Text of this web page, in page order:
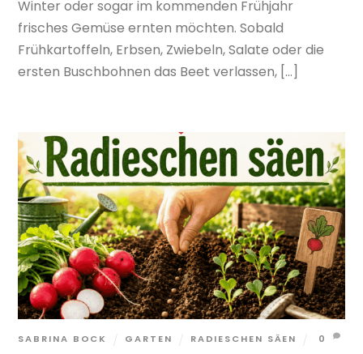
Winter oder sogar im kommenden Frühjahr
frisches Gemüse ernten möchten. Sobald
Frühkartoffeln, Erbsen, Zwiebeln, Salate oder die
ersten Buschbohnen das Beet verlassen, […]
SABRINA BOCK GARTEN RADIESCHEN SÄEN 0